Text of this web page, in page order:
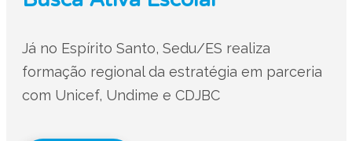
Já no Espírito Santo, Sedu/ES realiza
formação regional da estratégia em parceria
com Unicef, Undime e CDJBC